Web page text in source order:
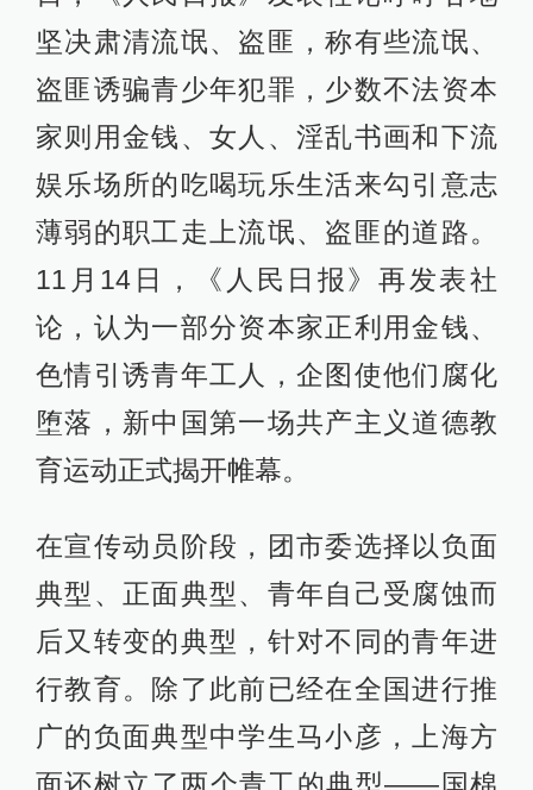
坚决肃清流氓、盗匪，称有些流氓、
盗匪诱骗青少年犯罪，少数不法资本
家则用金钱、女人、淫乱书画和下流
娱乐场所的吃喝玩乐生活来勾引意志
薄弱的职工走上流氓、盗匪的道路。
11月14日，《人民日报》再发表社
论，认为一部分资本家正利用金钱、
色情引诱青年工人，企图使他们腐化
堕落，新中国第一场共产主义道德教
育运动正式揭开帷幕。
在宣传动员阶段，团市委选择以负面
典型、正面典型、青年自己受腐蚀而
后又转变的典型，针对不同的青年进
行教育。除了此前已经在全国进行推
广的负面典型中学生马小彦，上海方
面还树立了两个青工的典型——国棉